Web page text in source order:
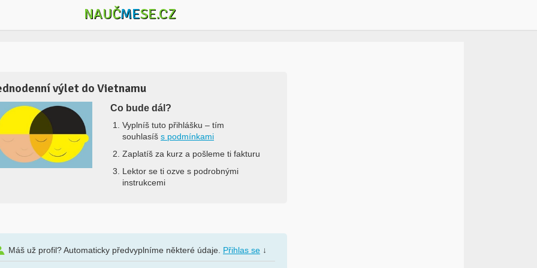
NAUČMESE.CZ
výlet do Vietnamu
Co bude dál?
Vyplníš tuto přihlášku – tím
souhlasíš s podmínkami
Zaplatíš za kurz a pošleme ti fakturu
Lektor se ti ozve s podrobnými
instrukcemi
Máš už profil? Automaticky předvyplníme některé údaje. Přihlas se ↓